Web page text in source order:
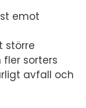
emot
större
sorters
avfall och